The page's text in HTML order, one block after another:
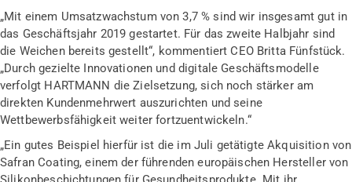
„Mit einem Umsatzwachstum von 3,7 % sind wir insgesamt gut in
das Geschäftsjahr 2019 gestartet. Für das zweite Halbjahr sind
die Weichen bereits gestellt“, kommentiert CEO Britta Fünfstück.
„Durch gezielte Innovationen und digitale Geschäftsmodelle
verfolgt HARTMANN die Zielsetzung, sich noch stärker am
direkten Kundenmehrwert auszurichten und seine
Wettbewerbsfähigkeit weiter fortzuentwickeln.“
„Ein gutes Beispiel hierfür ist die im Juli getätigte Akquisition von
Safran Coating, einem der führenden europäischen Hersteller von